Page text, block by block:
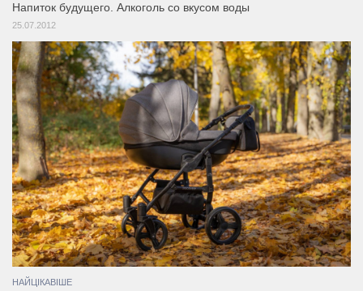
Напиток будущего. Алкоголь со вкусом воды
25.07.2012
НАЙЦІКАВІШЕ